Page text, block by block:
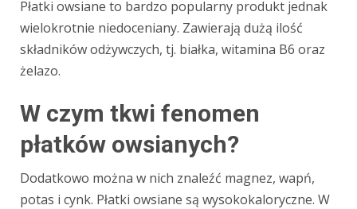
Płatki owsiane to bardzo popularny produkt jednak
wielokrotnie niedoceniany. Zawierają dużą ilość
składników odżywczych, tj. białka, witamina B6 oraz
żelazo.
W czym tkwi fenomen
płatków owsianych?
Dodatkowo można w nich znaleźć magnez, wapń,
potas i cynk. Płatki owsiane są wysokokaloryczne. W